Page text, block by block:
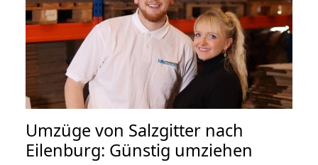
Umzüge von Salzgitter nach
Eilenburg: Günstig umziehen